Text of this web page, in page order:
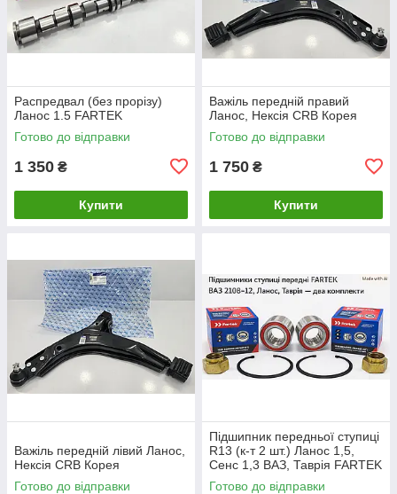
Распредвал (без прорізу)
Ланос 1.5 FARTEK
Готово до відправки
1 350 ₴
Купити
Важіль передній правий
Ланос, Нексія CRB Корея
Готово до відправки
1 750 ₴
Купити
Важіль передній лівий Ланос,
Нексія CRB Корея
Готово до відправки
Підшипник передньої ступиці
R13 (к-т 2 шт.) Ланос 1,5,
Сенс 1,3 ВАЗ, Таврія FARTEK
Готово до відправки